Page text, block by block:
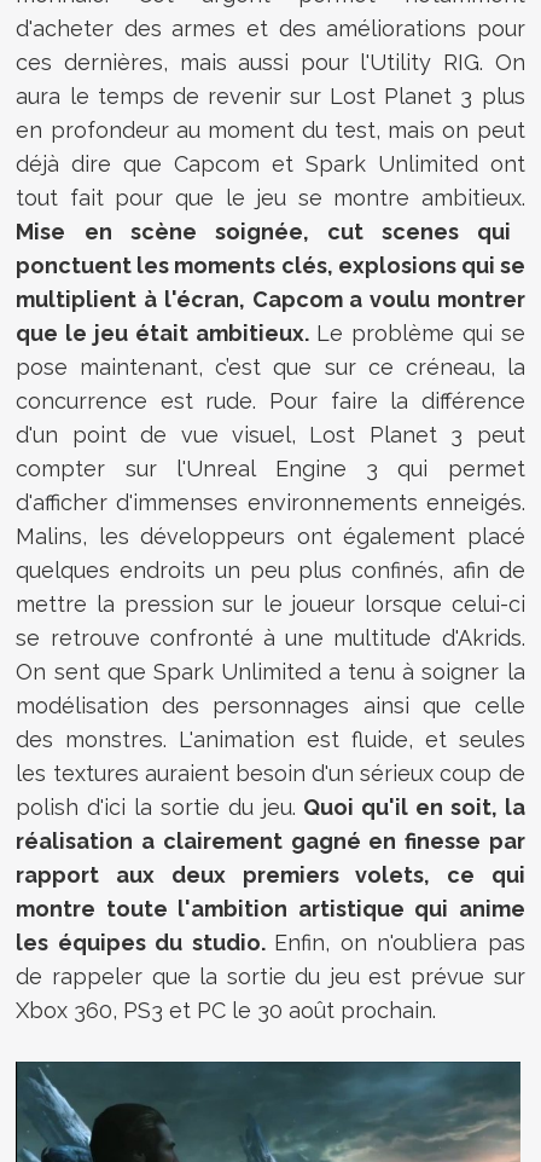
d'acheter des armes et des améliorations pour
ces dernières, mais aussi pour l'Utility RIG. On
aura le temps de revenir sur Lost Planet 3 plus
en profondeur au moment du test, mais on peut
déjà dire que Capcom et Spark Unlimited ont
tout fait pour que le jeu se montre ambitieux.
Mise en scène soignée, cut scenes qui
ponctuent les moments clés, explosions qui se
multiplient à l'écran, Capcom a voulu montrer
que le jeu était ambitieux. Le problème qui se
pose maintenant, c’est que sur ce créneau, la
concurrence est rude. Pour faire la différence
d'un point de vue visuel, Lost Planet 3 peut
compter sur l'Unreal Engine 3 qui permet
d'afficher d'immenses environnements enneigés.
Malins, les développeurs ont également placé
quelques endroits un peu plus confinés, afin de
mettre la pression sur le joueur lorsque celui-ci
se retrouve confronté à une multitude d'Akrids.
On sent que Spark Unlimited a tenu à soigner la
modélisation des personnages ainsi que celle
des monstres. L'animation est fluide, et seules
les textures auraient besoin d'un sérieux coup de
polish d'ici la sortie du jeu. Quoi qu'il en soit, la
réalisation a clairement gagné en finesse par
rapport aux deux premiers volets, ce qui
montre toute l'ambition artistique qui anime
les équipes du studio. Enfin, on n'oubliera pas
de rappeler que la sortie du jeu est prévue sur
Xbox 360, PS3 et PC le 30 août prochain.